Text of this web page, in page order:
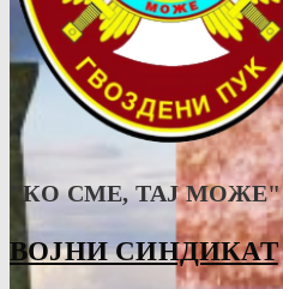
"КО СМЕ, ТАJ МОЖЕ"
ВОЈНИ СИНДИКАТ